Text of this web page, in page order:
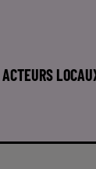
ACTEURS